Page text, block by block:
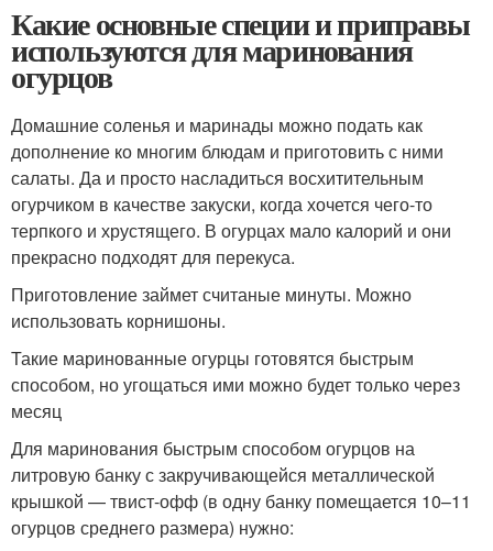
Какие основные специи и приправы
используются для маринования
огурцов
Домашние соленья и маринады можно подать как
дополнение ко многим блюдам и приготовить с ними
салаты. Да и просто насладиться восхитительным
огурчиком в качестве закуски, когда хочется чего-то
терпкого и хрустящего. В огурцах мало калорий и они
прекрасно подходят для перекуса.
Приготовление займет считаные минуты. Можно
использовать корнишоны.
Такие маринованные огурцы готовятся быстрым
способом, но угощаться ими можно будет только через
месяц
Для маринования быстрым способом огурцов на
литровую банку с закручивающейся металлической
крышкой — твист-офф (в одну банку помещается 10–11
огурцов среднего размера) нужно: